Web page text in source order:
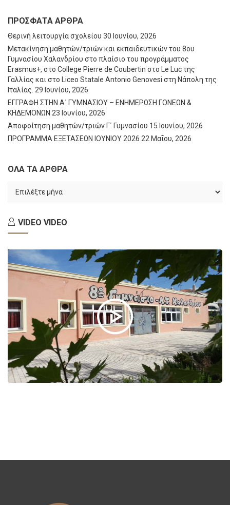
ΠΡΌΣΦΑΤΑ ΆΡΘΡΑ
Θερινή λειτουργία σχολείου 30 Ιουνίου, 2026
Μετακίνηση μαθητών/τριών και εκπαιδευτικών του 8ου
Γυμνασίου Χαλανδρίου στο πλαίσιο του προγράμματος
Erasmus+, στο College Pierre de Coubertin στο Le Luc της
Γαλλίας και στο Liceo Statale Antonio Genovesi στη Νάπολη της
Ιταλίας. 29 Ιουνίου, 2026
ΕΓΓΡΑΦΗ ΣΤΗΝ Α΄ ΓΥΜΝΑΣΙΟΥ – ΕΝΗΜΕΡΩΣΗ ΓΟΝΕΩΝ &
ΚΗΔΕΜΟΝΩΝ 23 Ιουνίου, 2026
Αποφοίτηση μαθητών/τριών Γ΄ Γυμνασίου 15 Ιουνίου, 2026
ΠΡΟΓΡΑΜΜΑ ΕΞΕΤΑΣΕΩΝ ΙΟΥΝΙΟΥ 2026 22 Μαΐου, 2026
ΟΛΑ ΤΑ ΑΡΘΡΑ
ΤΑ
VIDEO VIDEO